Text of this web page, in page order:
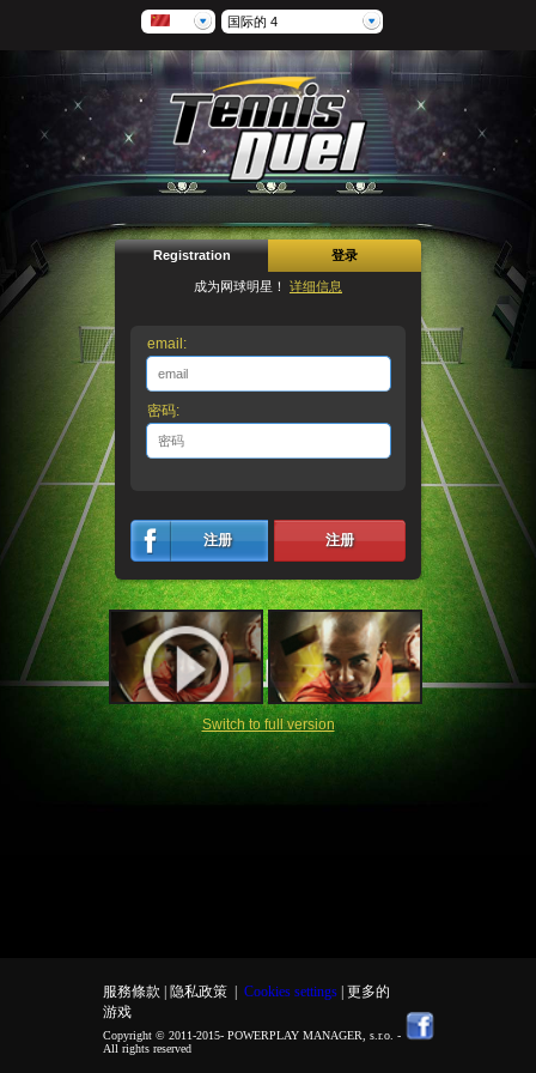
国际的 4
Registration 登录
成为网球明星！ 详细信息
email:
密码:
注册 注册
Switch to full version
服務條款 | 隐私政策| Cookies settings
| 更多的
游戏
Copyright © 2011-2015- POWERPLAY MANAGER, s.r.o. -
All rights reserved